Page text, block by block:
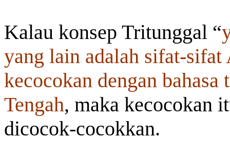
Kalau konsep Tritunggal “
yang lain adalah sifat-sifat
kecocokan dengan
Tengah, maka kecocokan
dicocok-cocokkan.